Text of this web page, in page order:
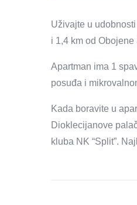
Uživajte u
i 1,4 km od
Apartman ima 1
posuđa i
Kada boravite u
Dioklecijanove
kluba NK “Split”.